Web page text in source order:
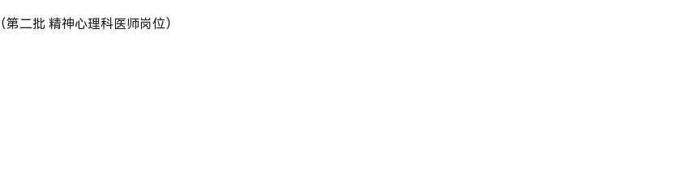
二批 精神心理科医师岗位）